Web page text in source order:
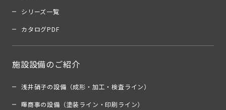
シリーズ一覧
カタログPDF
施設設備のご紹介
浅井硝子の設備（成形・加工・検査ライン）
暉商事の設備（塗装ライン・印刷ライン）